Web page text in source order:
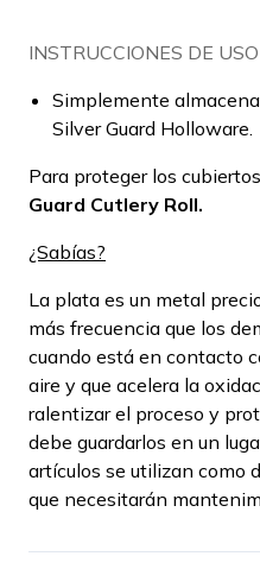
INSTRUCCIONES DE USO
Simplemente
Silver Guard Holloware.
Para proteger los
Guard Cutlery Roll.
¿Sabías?
La plata es un metal
más frecuencia que los
cuando está en contacto
aire y que acelera la
ralentizar el proceso y
debe guardarlos en un
artículos se utilizan como
que necesitarán